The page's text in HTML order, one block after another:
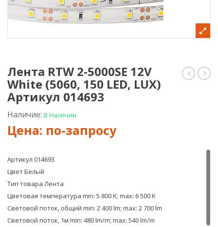
RTW
LED,
Лента RTW 2-5000SE 12V
White (5060, 150 LED, LUX)
Артикул 014693
Наличие: В Наличии
Артикул 014693
Цвет Белый
Тип товара Лента
Цветовая температура min: 5 800 K; max: 6 500 K
Световой поток, общий min: 2 400 lm; max: 2 700 lm
Световой поток, 1м min: 480 lm/m; max: 540 lm/m